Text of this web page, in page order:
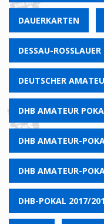
DAUERKARTEN
DESSAU-
DEUTSCHER
DHB AMATEUR
DHB AMATEUR-
DHB AMATEUR-
DHB-POKAL 2017/